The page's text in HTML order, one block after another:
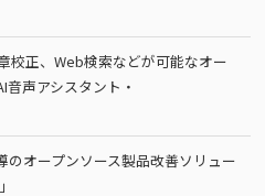
校正、Web検索などが可能なオー
声アシスタント・
オープンソース製品改善ソリュー